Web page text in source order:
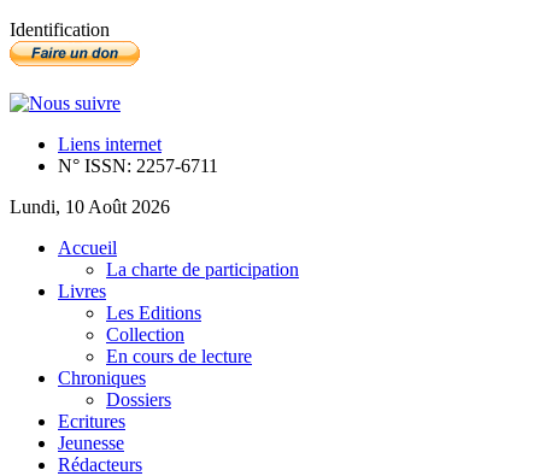
Identification
Liens internet
N° ISSN: 2257-6711
Lundi, 10 Août 2026
Accueil
La charte de participation
Livres
Les Editions
Collection
En cours de lecture
Chroniques
Dossiers
Ecritures
Jeunesse
Rédacteurs